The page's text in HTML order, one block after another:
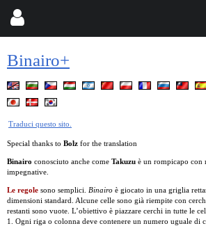
Binairo+
Traduci questo sito.
Special thanks to Bolz for the translation
Binairo conosciuto anche come Takuzu è un rompicapo con
impegnative.
Le regole sono semplici. Binairo è giocato in una griglia
dimensioni standard. Alcune celle sono già riempite con
restanti sono vuote. L’obiettivo è piazzare cerchi in tutte le
1. Ogni riga o colonna deve contenere un numero uguale di